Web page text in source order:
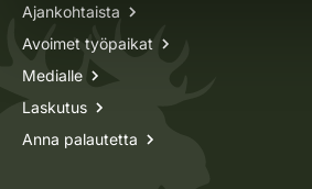
Ajankohtaista
Avoimet työpaikat
Medialle
Laskutus
Anna palautetta